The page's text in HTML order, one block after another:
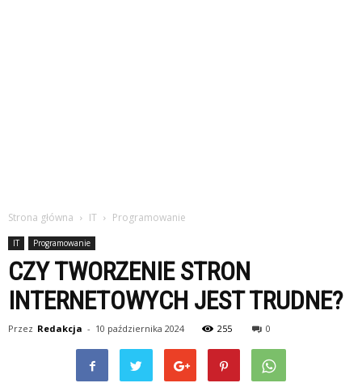
Strona główna IT Programowanie
IT Programowanie
CZY TWORZENIE STRON
INTERNETOWYCH JEST TRUDNE?
Przez Redakcja - 10 października 2024 255 0